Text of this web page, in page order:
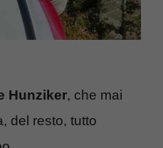
Hunziker, che mai
del resto, tutto